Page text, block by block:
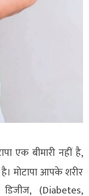
एक बीमारी नहीं है,
मोटापा आपके शरीर
डिजीज, (Diabetes,